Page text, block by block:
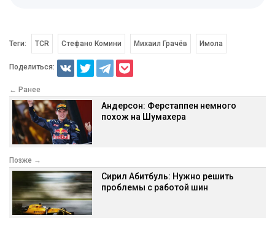
Теги: TCR Стефано Комини Михаил Грачёв Имола
Поделиться:
← Ранее
Андерсон: Ферстаппен немного
похож на Шумахера
Позже →
Сирил Абитбуль: Нужно решить
проблемы с работой шин